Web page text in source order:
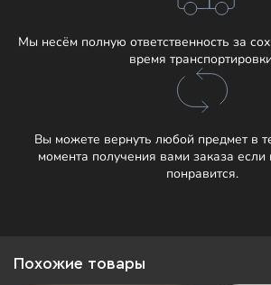
Мы несём полную ответственность за
время
Вы можете вернуть любой предмет в
момента получения вами заказа если
понравится.
Похожие товары